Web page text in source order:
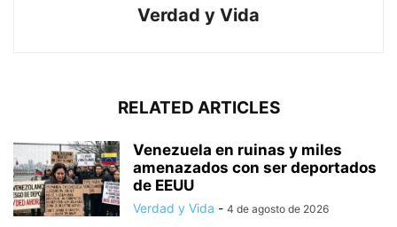
Verdad y Vida
RELATED ARTICLES
Venezuela en ruinas y miles
amenazados con ser deportados
de EEUU
Verdad y Vida - 4 de agosto de 2026